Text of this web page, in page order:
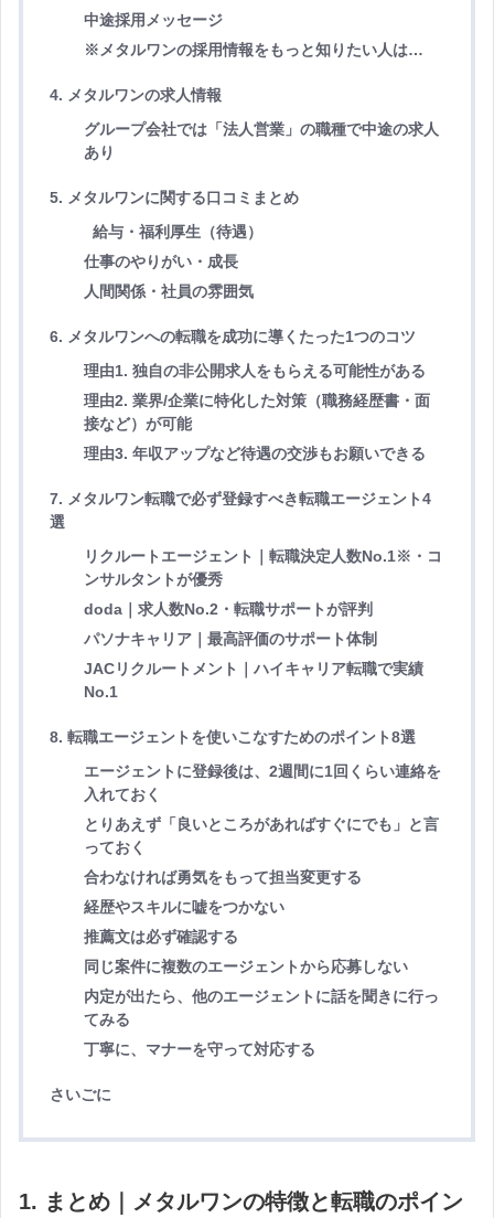
中途採用メッセージ
※メタルワンの採用情報をもっと知りたい人は…
4. メタルワンの求人情報
グループ会社では「法人営業」の職種で中途の求人
あり
5. メタルワンに関する口コミまとめ
給与・福利厚生（待遇）
仕事のやりがい・成長
人間関係・社員の雰囲気
6. メタルワンへの転職を成功に導くたった1つのコツ
理由1. 独自の非公開求人をもらえる可能性がある
理由2. 業界/企業に特化した対策（職務経歴書・面
接など）が可能
理由3. 年収アップなど待遇の交渉もお願いできる
7. メタルワン転職で必ず登録すべき転職エージェント4
選
リクルートエージェント｜転職決定人数No.1※・コ
ンサルタントが優秀
doda｜求人数No.2・転職サポートが評判
パソナキャリア｜最高評価のサポート体制
JACリクルートメント｜ハイキャリア転職で実績
No.1
8. 転職エージェントを使いこなすためのポイント8選
エージェントに登録後は、2週間に1回くらい連絡を
入れておく
とりあえず「良いところがあればすぐにでも」と言
っておく
合わなければ勇気をもって担当変更する
経歴やスキルに嘘をつかない
推薦文は必ず確認する
同じ案件に複数のエージェントから応募しない
内定が出たら、他のエージェントに話を聞きに行っ
てみる
丁寧に、マナーを守って対応する
さいごに
1. まとめ｜メタルワンの特徴と転職のポイン